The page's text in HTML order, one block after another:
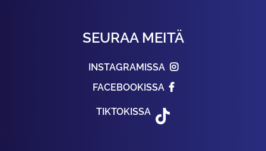
SEURAA MEITÄ
INSTAGRAMISSA
FACEBOOKISSA
TIKTOKISSA